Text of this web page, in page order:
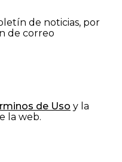
de noticias, por
de correo
de Uso y la
la web.